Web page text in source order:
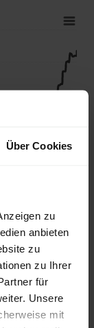
Über Cookies
zu
anbieten
zu
zu Ihrer
für
Unsere
mit
Mai
in Deutschland
-Seite